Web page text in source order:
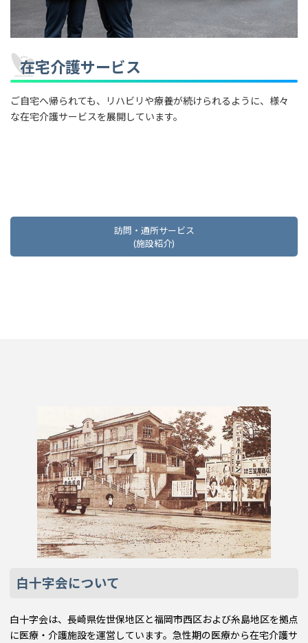
在宅介護サービス
ご自宅へ帰られても、リハビリや療養が続けられるように、様々
な在宅介護サービスを展開しています。
訪問・通所サービス
(施設紹介)
白十字会について
白十字会は、長崎県佐世保地区と福岡市西区および糸島地区を拠点
に医療・介護施設を運営しています。急性期の医療から在宅介護サ